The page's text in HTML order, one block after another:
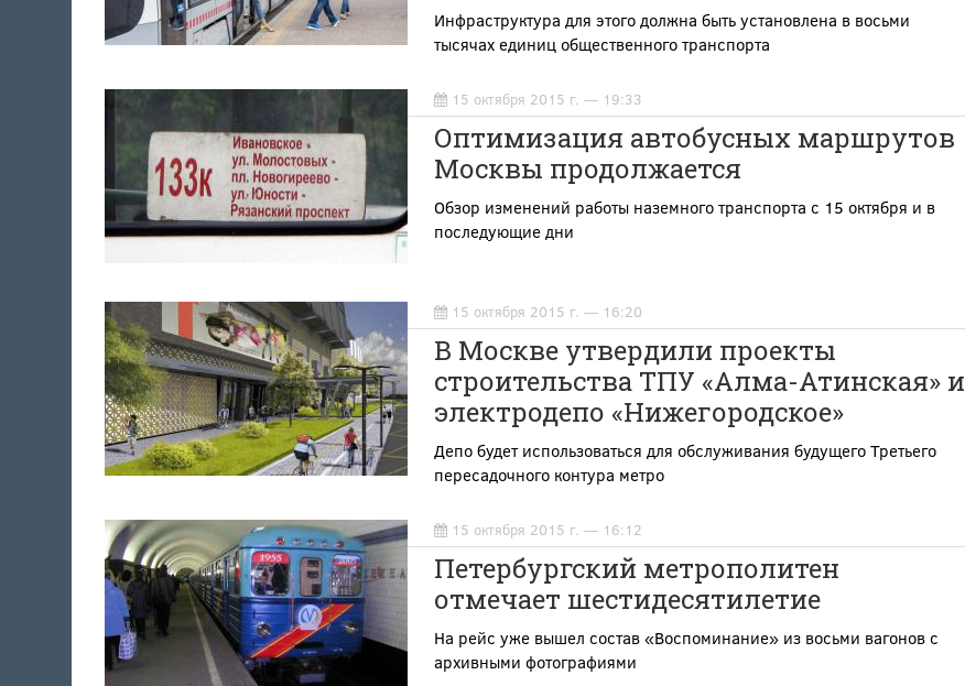
Инфраструктура для этого должна быть установлена в восьми
тысячах единиц общественного транспорта
15 октября 2015 г. — 19:33
Оптимизация автобусных маршрутов
Москвы продолжается
Обзор изменений работы наземного транспорта с 15 октября и в
последующие дни
15 октября 2015 г. — 16:20
В Москве утвердили проекты
строительства ТПУ «Алма-Атинская» и
электродепо «Нижегородское»
Депо будет использоваться для обслуживания будущего Третьего
пересадочного контура метро
15 октября 2015 г. — 16:12
Петербургский метрополитен
отмечает шестидесятилетие
На рейс уже вышел состав «Воспоминание» из восьми вагонов с
архивными фотографиями